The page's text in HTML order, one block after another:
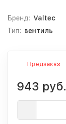
Бренд: Valtec
Тип: вентиль
Предзаказ
943 руб.